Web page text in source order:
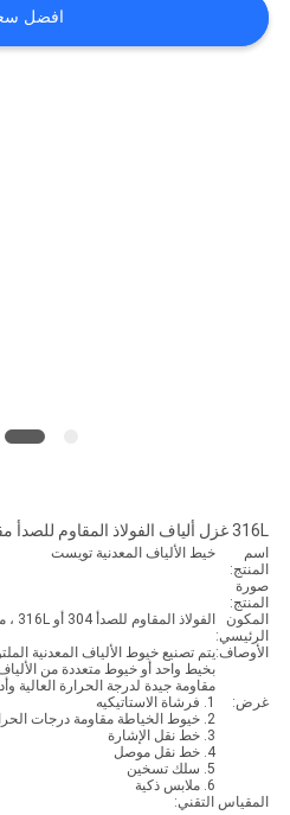
اطلب
افضل
316L غزل ألياف الفولاذ المقاوم للصدأ مقاومة درجات الحرارة العالية
اسم
المنتج:
خيط الألياف المعدنية تويست
صورة
المنتج:
المكون
الرئيسي:
الفولاذ المقاوم للصدأ 304 أو 316L ، من السبائك البرازية
الأوصاف:يتم تصنيع خيوط الألياف المعدنية
بخيط واحد أو خيوط متعددة من الألياف
مقاومة جيدة لدرجة الحرارة العالية
غرض:
1. فرشاة الاستاتيكيه
2. خيوط الخياطة مقاومة درجات الحرارة العالية
3. خط نقل الإشارة
4. خط نقل موصل
5. سلك تسخين
6. ملابس ذكية
المقياس التقني: